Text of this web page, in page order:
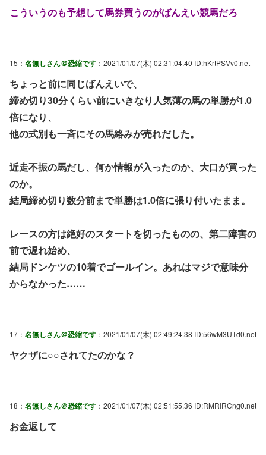
こういうのも予想して馬券買うのがばんえい競馬だろ
15： 名無しさん＠恐縮です ：2021/01/07(木) 02:31:04.40 ID:hKrtPSVv0.net
ちょっと前に同じばんえいで、
締め切り30分くらい前にいきなり人気薄の馬の単勝が1.0
倍になり、
他の式別も一斉にその馬絡みが売れだした。
近走不振の馬だし、何か情報が入ったのか、大口が買った
のか。
結局締め切り数分前まで単勝は1.0倍に張り付いたまま。
レースの方は絶好のスタートを切ったものの、第二障害の
前で遅れ始め、
結局ドンケツの10着でゴールイン。あれはマジで意味分
からなかった……
17： 名無しさん＠恐縮です ：2021/01/07(木) 02:49:24.38 ID:56wM3UTd0.net
ヤクザに○○されてたのかな？
18： 名無しさん＠恐縮です ：2021/01/07(木) 02:51:55.36 ID:RMRlRCng0.net
お金返して